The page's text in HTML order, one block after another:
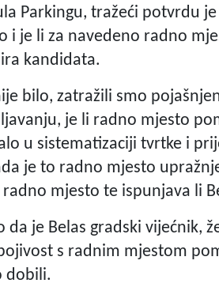
Parkingu, tražeći potvrdu
i je li za navedeno radno
kandidata.
bilo, zatražili smo
je li radno mjesto
u sistematizaciji tvrtke i
je to radno mjesto
mjesto te ispunjava li
da je Belas gradski vijećnik,
s radnim mjestom
dobili.